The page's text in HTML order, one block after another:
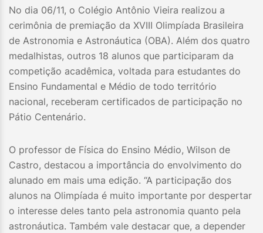
No dia 06/11, o Colégio Antônio Vieira realizou a
cerimônia de premiação da XVIII Olimpíada Brasileira
de Astronomia e Astronáutica (OBA). Além dos quatro
medalhistas, outros 18 alunos que participaram da
competição acadêmica, voltada para estudantes do
Ensino Fundamental e Médio de todo território
nacional, receberam certificados de participação no
Pátio Centenário.
O professor de Física do Ensino Médio, Wilson de
Castro, destacou a importância do envolvimento do
alunado em mais uma edição. “A participação dos
alunos na Olimpíada é muito importante por despertar
o interesse deles tanto pela astronomia quanto pela
astronáutica. Também vale destacar que, a depender